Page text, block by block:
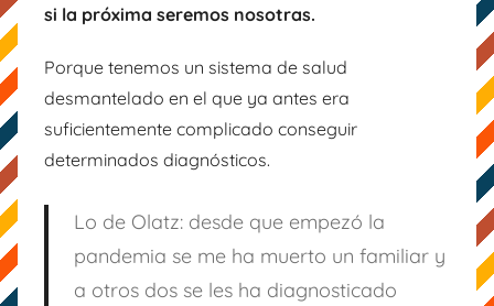
si la próxima seremos nosotras.
Porque tenemos un sistema de salud
desmantelado en el que ya antes era
suficientemente complicado conseguir
determinados diagnósticos.
Lo de Olatz: desde que empezó la
pandemia se me ha muerto un familiar y
a otros dos se les ha diagnosticado